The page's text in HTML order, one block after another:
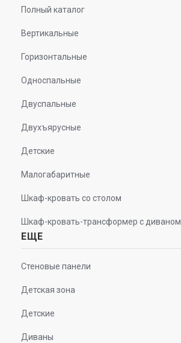
Полный каталог
Вертикальные
Горизонтальные
Односпальные
Двуспальные
Двухъярусные
Детские
Малогабаритные
Шкаф-кровать со столом
Шкаф-кровать-трансформер с диваном
ЕЩЕ
Стеновые панели
Детская зона
Детские
Диваны